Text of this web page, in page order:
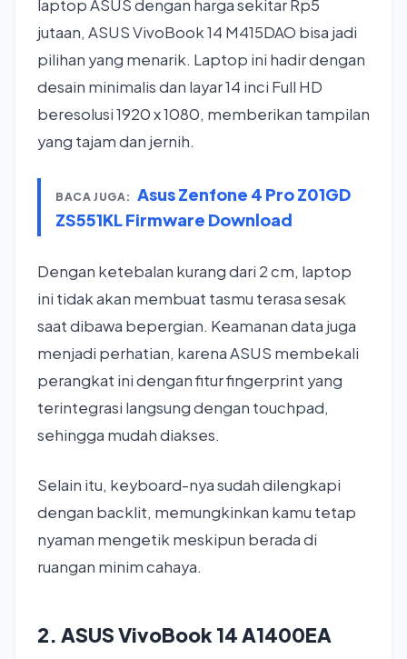
laptop ASUS dengan harga sekitar Rp5
jutaan, ASUS VivoBook 14 M415DAO bisa jadi
pilihan yang menarik. Laptop ini hadir dengan
desain minimalis dan layar 14 inci Full HD
beresolusi 1920 x 1080, memberikan tampilan
yang tajam dan jernih.
BACA JUGA: Asus Zenfone 4 Pro Z01GD
ZS551KL Firmware Download
Dengan ketebalan kurang dari 2 cm, laptop
ini tidak akan membuat tasmu terasa sesak
saat dibawa bepergian. Keamanan data juga
menjadi perhatian, karena ASUS membekali
perangkat ini dengan fitur fingerprint yang
terintegrasi langsung dengan touchpad,
sehingga mudah diakses.
Selain itu, keyboard-nya sudah dilengkapi
dengan backlit, memungkinkan kamu tetap
nyaman mengetik meskipun berada di
ruangan minim cahaya.
2. ASUS VivoBook 14 A1400EA